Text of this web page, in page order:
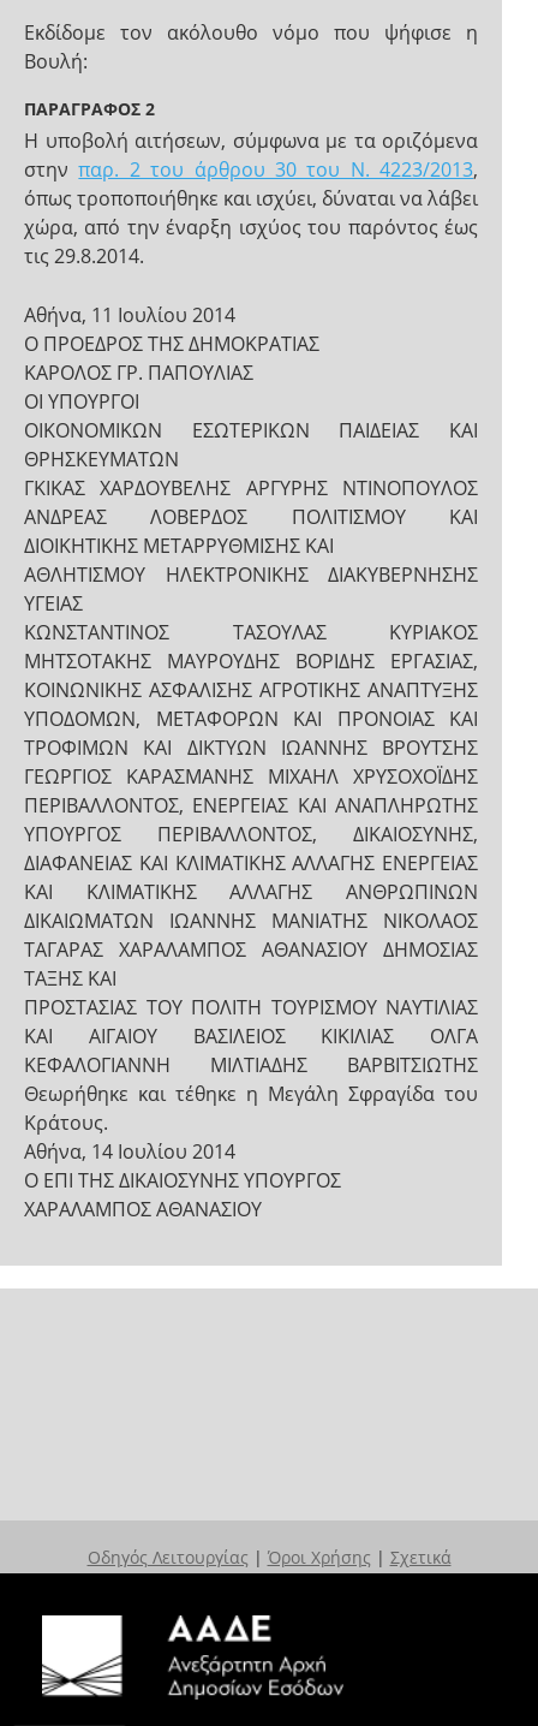
Εκδίδομε τον ακόλουθο νόμο που ψήφισε η
Βουλή:
ΠΑΡΑΓΡΑΦΟΣ 2
Η υποβολή αιτήσεων, σύμφωνα με τα οριζόμενα
στηνπαρ. 2 του άρθρου 30 του N. 4223/2013,
όπως τροποποιήθηκε και ισχύει, δύναται να λάβει
χώρα, από την έναρξη ισχύος του παρόντος έως
τις 29.8.2014.
Αθήνα, 11 Ιουλίου 2014
Ο ΠΡΟΕΔΡΟΣ ΤΗΣ ΔΗΜΟΚΡΑΤΙΑΣ
ΚΑΡΟΛΟΣ ΓΡ. ΠΑΠΟΥΛΙΑΣ
ΟΙ ΥΠΟΥΡΓΟΙ
ΟΙΚΟΝΟΜΙΚΩΝ ΕΣΩΤΕΡΙΚΩΝ ΠΑΙΔΕΙΑΣ ΚΑΙ
ΘΡΗΣΚΕΥΜΑΤΩΝ
ΓΚΙΚΑΣ ΧΑΡΔΟΥΒΕΛΗΣ ΑΡΓΥΡΗΣ ΝΤΙΝΟΠΟΥΛΟΣ
ΑΝΔΡΕΑΣ ΛΟΒΕΡΔΟΣ ΠΟΛΙΤΙΣΜΟΥ ΚΑΙ
ΔΙΟΙΚΗΤΙΚΗΣ ΜΕΤΑΡΡΥΘΜΙΣΗΣ ΚΑΙ
ΑΘΛΗΤΙΣΜΟΥ ΗΛΕΚΤΡΟΝΙΚΗΣ ΔΙΑΚΥΒΕΡΝΗΣΗΣ
ΥΓΕΙΑΣ
ΚΩΝΣΤΑΝΤΙΝΟΣ ΤΑΣΟΥΛΑΣ ΚΥΡΙΑΚΟΣ
ΜΗΤΣΟΤΑΚΗΣ ΜΑΥΡΟΥΔΗΣ ΒΟΡΙΔΗΣ ΕΡΓΑΣΙΑΣ,
ΚΟΙΝΩΝΙΚΗΣ ΑΣΦΑΛΙΣΗΣ ΑΓΡΟΤΙΚΗΣ ΑΝΑΠΤΥΞΗΣ
ΥΠΟΔΟΜΩΝ, ΜΕΤΑΦΟΡΩΝ ΚΑΙ ΠΡΟΝΟΙΑΣ ΚΑΙ
ΤΡΟΦΙΜΩΝ ΚΑΙ ΔΙΚΤΥΩΝ ΙΩΑΝΝΗΣ ΒΡΟΥΤΣΗΣ
ΓΕΩΡΓΙΟΣ ΚΑΡΑΣΜΑΝΗΣ ΜΙΧΑΗΛ ΧΡΥΣΟΧΟΪΔΗΣ
ΠΕΡΙΒΑΛΛΟΝΤΟΣ, ΕΝΕΡΓΕΙΑΣ ΚΑΙ ΑΝΑΠΛΗΡΩΤΗΣ
ΥΠΟΥΡΓΟΣ ΠΕΡΙΒΑΛΛΟΝΤΟΣ, ΔΙΚΑΙΟΣΥΝΗΣ,
ΔΙΑΦΑΝΕΙΑΣ ΚΑΙ ΚΛΙΜΑΤΙΚΗΣ ΑΛΛΑΓΗΣ ΕΝΕΡΓΕΙΑΣ
ΚΑΙ ΚΛΙΜΑΤΙΚΗΣ ΑΛΛΑΓΗΣ ΑΝΘΡΩΠΙΝΩΝ
ΔΙΚΑΙΩΜΑΤΩΝ ΙΩΑΝΝΗΣ ΜΑΝΙΑΤΗΣ ΝΙΚΟΛΑΟΣ
ΤΑΓΑΡΑΣ ΧΑΡΑΛΑΜΠΟΣ ΑΘΑΝΑΣΙΟΥ ΔΗΜΟΣΙΑΣ
ΤΑΞΗΣ ΚΑΙ
ΠΡΟΣΤΑΣΙΑΣ ΤΟΥ ΠΟΛΙΤΗ ΤΟΥΡΙΣΜΟΥ ΝΑΥΤΙΛΙΑΣ
ΚΑΙ ΑΙΓΑΙΟΥ ΒΑΣΙΛΕΙΟΣ ΚΙΚΙΛΙΑΣ ΟΛΓΑ
ΚΕΦΑΛΟΓΙΑΝΝΗ ΜΙΛΤΙΑΔΗΣ ΒΑΡΒΙΤΣΙΩΤΗΣ
Θεωρήθηκε και τέθηκε η Μεγάλη Σφραγίδα του
Κράτους.
Αθήνα, 14 Ιουλίου 2014
Ο ΕΠΙ ΤΗΣ ΔΙΚΑΙΟΣΥΝΗΣ ΥΠΟΥΡΓΟΣ
ΧΑΡΑΛΑΜΠΟΣ ΑΘΑΝΑΣΙΟΥ
Οδηγός Λειτουργίας | Όροι Χρήσης | Σχετικά